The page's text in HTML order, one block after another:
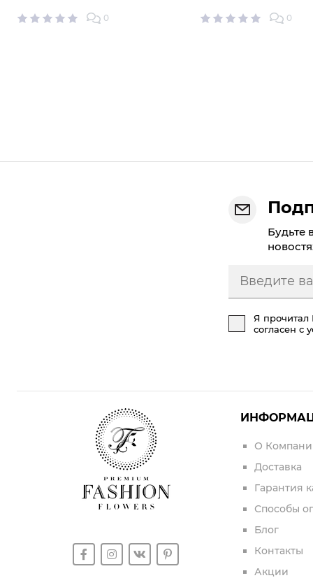
0 0
Будьте
Я прочитал
согласен с
О
Доставка
Гарантия
Способы
Блог
Контакты
Акции